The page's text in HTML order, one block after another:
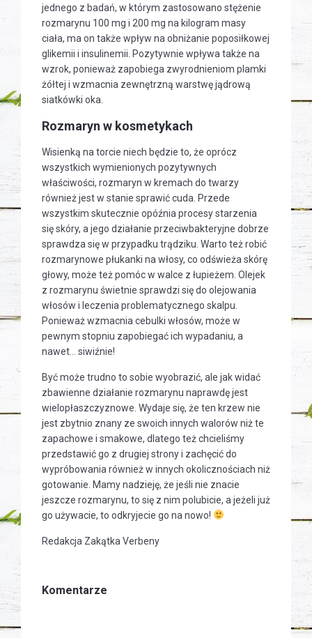
jednego z badań, w którym zastosowano stężenie
rozmarynu 100 mg i 200 mg na kilogram masy
ciała, ma on także wpływ na obniżanie poposiłkowej
glikemii i insulinemii. Pozytywnie wpływa także na
wzrok, ponieważ zapobiega zwyrodnieniom plamki
żółtej i wzmacnia zewnętrzną warstwę jądrową
siatkówki oka.
Rozmaryn w kosmetykach
Wisienką na torcie niech będzie to, że oprócz
wszystkich wymienionych pozytywnych
właściwości, rozmaryn w kremach do twarzy
również jest w stanie sprawić cuda. Przede
wszystkim skutecznie opóźnia procesy starzenia
się skóry, a jego działanie przeciwbakteryjne dobrze
sprawdza się w przypadku trądziku. Warto też robić
rozmarynowe płukanki na włosy, co odświeża skórę
głowy, może też pomóc w walce z łupieżem. Olejek
z rozmarynu świetnie sprawdzi się do olejowania
włosów i leczenia problematycznego skalpu.
Ponieważ wzmacnia cebulki włosów, może w
pewnym stopniu zapobiegać ich wypadaniu, a
nawet… siwiźnie!
Być może trudno to sobie wyobrazić, ale jak widać
zbawienne działanie rozmarynu naprawdę jest
wielopłaszczyznowe. Wydaje się, że ten krzew nie
jest zbytnio znany ze swoich innych walorów niż te
zapachowe i smakowe, dlatego też chcieliśmy
przedstawić go z drugiej strony i zachęcić do
wypróbowania również w innych okolicznościach niż
gotowanie. Mamy nadzieję, że jeśli nie znacie
jeszcze rozmarynu, to się z nim polubicie, a jeżeli już
go używacie, to odkryjecie go na nowo!
Redakcja Zakątka Verbeny
Komentarze